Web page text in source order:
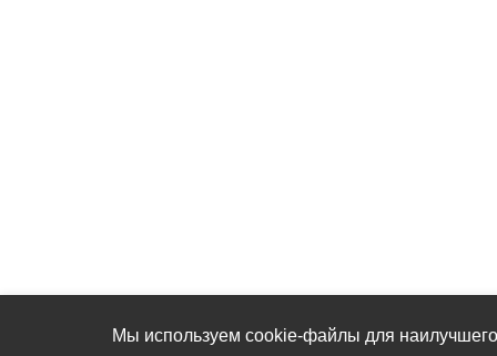
Мы используем cookie-файлы для